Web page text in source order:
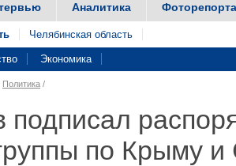
Аналитика
Челябинская область
Экономика
Политика /
подписал
по Крыму